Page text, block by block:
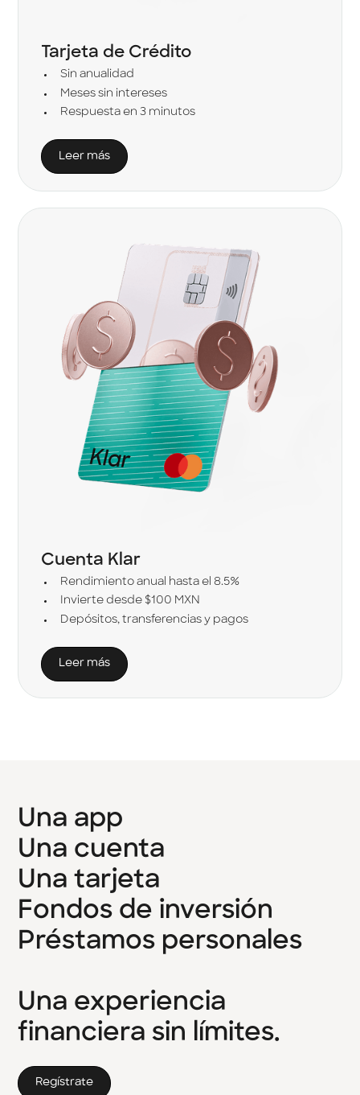
Tarjeta de Crédito
Sin anualidad
Meses sin intereses
Respuesta en 3 minutos
Leer más
Cuenta Klar
Rendimiento anual hasta el 8.5%
Invierte desde $100 MXN
Depósitos, transferencias y pagos
Leer más
Una app
Una cuenta
Una tarjeta
Fondos de inversión
Préstamos personales
Una experiencia
financiera sin límites.
Regístrate